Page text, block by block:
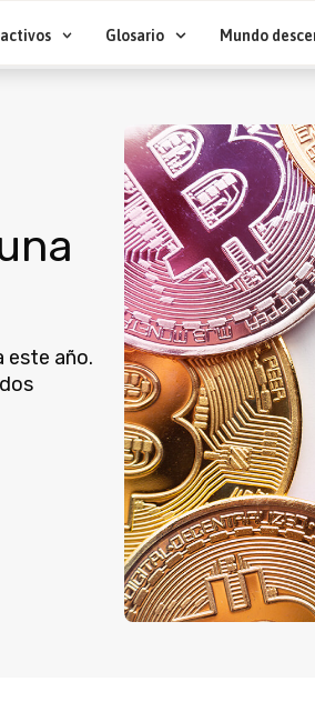
Glosario Mundo
este año.